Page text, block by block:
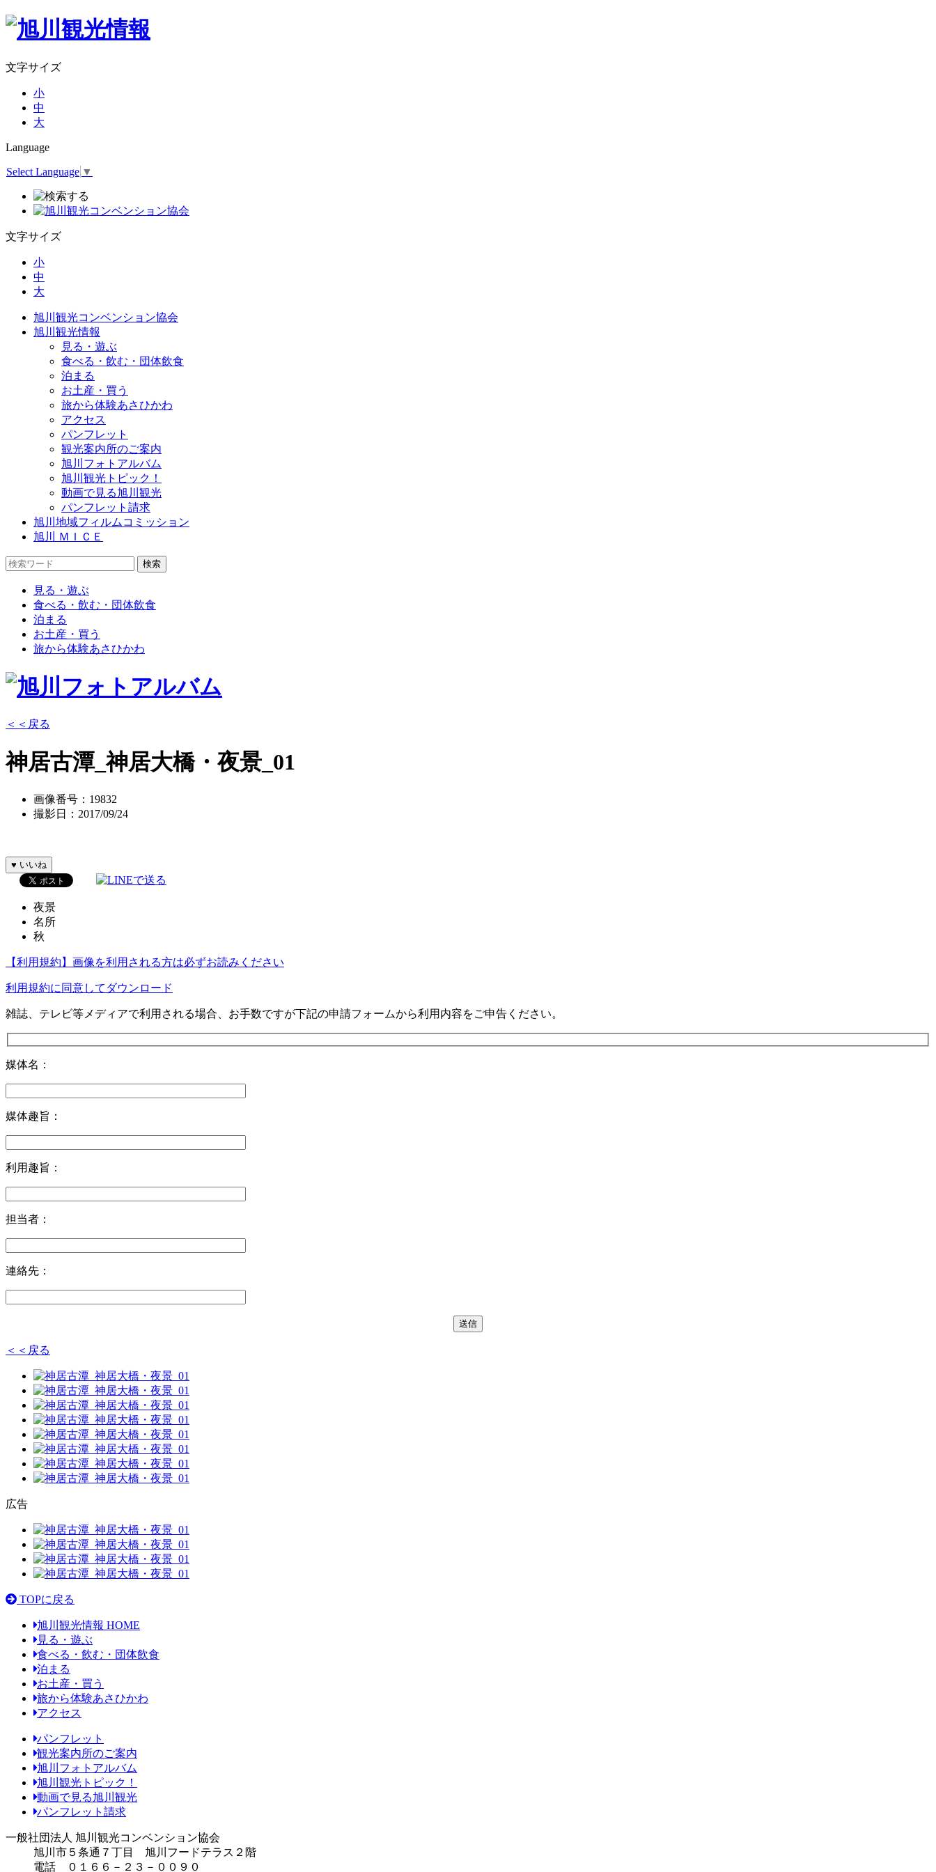
文字サイズ
小
中
大
Language
Select Language ▼
文字サイズ
小
中
大
旭川観光コンベンション協会
旭川観光情報
見る・遊ぶ
食べる・飲む・団体飲食
泊まる
お土産・買う
旅から体験あさひかわ
アクセス
パンフレット
観光案内所のご案内
旭川フォトアルバム
旭川観光トピック！
動画で見る旭川観光
パンフレット請求
旭川地域フィルムコミッション
旭川 ＭＩＣＥ
見る・遊ぶ
食べる・飲む・団体飲食
泊まる
お土産・買う
旅から体験あさひかわ
＜＜戻る
神居古潭_神居大橋・夜景_01
画像番号：19832
撮影日：2017/09/24
♥ いいね
夜景
名所
秋
【利用規約】画像を利用される方は必ずお読みください
利用規約に同意してダウンロード
雑誌、テレビ等メディアで利用される場合、お手数ですが下記の申請フォームから利用内容をご申告ください。
媒体名：
媒体趣旨：
利用趣旨：
担当者：
連絡先：
＜＜戻る
広告
TOPに戻る
旭川観光情報 HOME
見る・遊ぶ
食べる・飲む・団体飲食
泊まる
お土産・買う
旅から体験あさひかわ
アクセス
パンフレット
観光案内所のご案内
旭川フォトアルバム
旭川観光トピック！
動画で見る旭川観光
パンフレット請求
一般社団法人 旭川観光コンベンション協会
旭川市５条通７丁目 旭川フードテラス２階
電話 ０１６６－２３－００９０